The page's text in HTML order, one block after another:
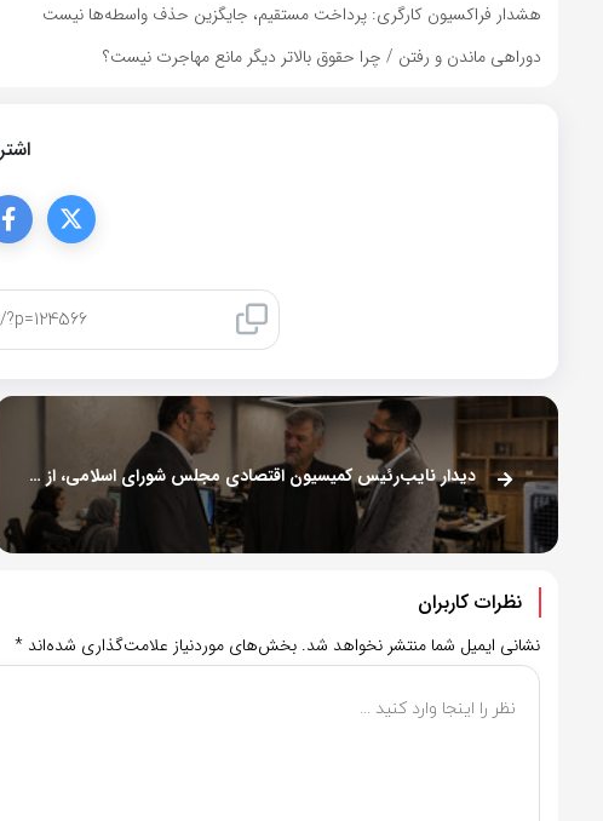
هشدار فراکسیون کارگری: پرداخت مستقیم، جایگزین حذف واسطه‌ها نیست
دوراهی ماندن و رفتن / چرا حقوق بالاتر دیگر مانع مهاجرت نیست؟
دیدار نایب‌رئیس کمیسیون اقتصادی مجلس شورای اسلامی، از شرکت تامین اول ره‌آوا
نظرات کاربران
نشانی ایمیل شما منتشر نخواهد شد. بخش‌های موردنیاز علامت‌گذاری شده‌اند *